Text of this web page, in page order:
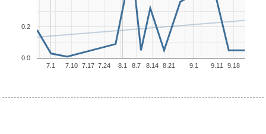
7.1 8.1 9.1
7.10 7.17 7.24 8.7 8.14 8.21 9.11 9.18
0.0
0.2